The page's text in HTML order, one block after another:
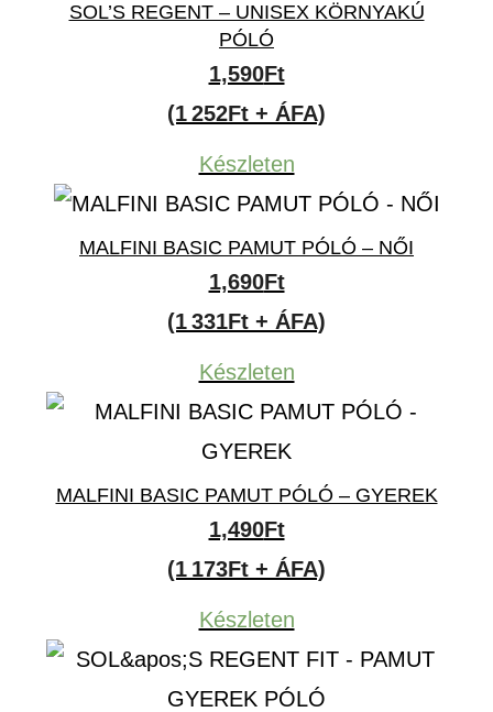
SOL’S REGENT – UNISEX KÖRNYAKÚ
PÓLÓ
1,590Ft
(1 252Ft + ÁFA)
Készleten
MALFINI BASIC PAMUT PÓLÓ – NŐI
1,690Ft
(1 331Ft + ÁFA)
Készleten
MALFINI BASIC PAMUT PÓLÓ – GYEREK
1,490Ft
(1 173Ft + ÁFA)
Készleten